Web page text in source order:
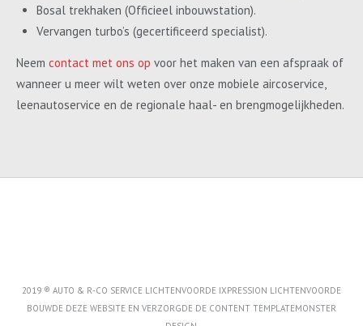
Bosal trekhaken (Officieel inbouwstation).
Vervangen turbo’s (gecertificeerd specialist).
Neem contact met ons op voor het maken van een afspraak of
wanneer u meer wilt weten over onze mobiele aircoservice,
leenautoservice en de regionale haal- en brengmogelijkheden.
2019 ® AUTO & R-CO SERVICE LICHTENVOORDE IXPRESSION LICHTENVOORDE
BOUWDE DEZE WEBSITE EN VERZORGDE DE CONTENT TEMPLATEMONSTER